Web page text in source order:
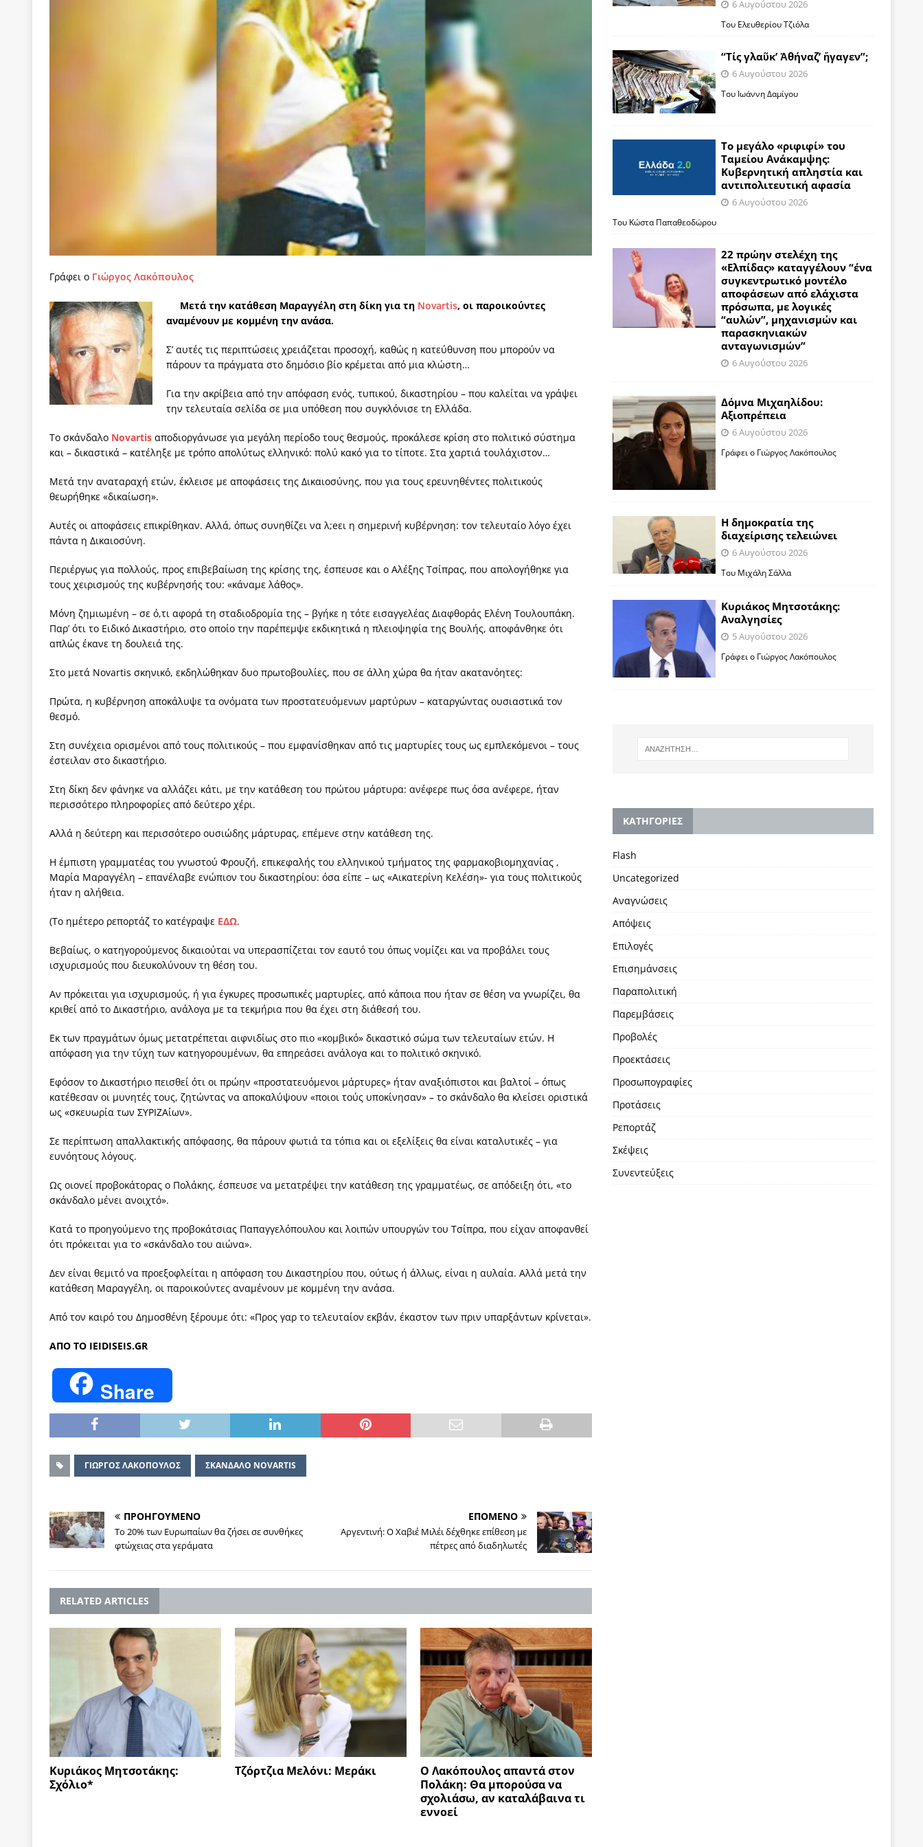
Μακάριος Λαζαρίδης: Έργο!
ΠΡΟΣΩΠΟΓΡΑΦΙΕΣ
[ 6 Αυγούστου 2026 ]
Κ. Μητσοτάκης, Α. Τσίπρας, Μ. Καρυστιανού, Α. Σαμαράς: παλαιοί παίκτες και νέοι σε νέους ρόλους
-και οι εκλογές της Άνοιξης
[ 6 Αυγούστου 2026 ] “Τίς γλαῦκ’ Ἀθήναζ’ ἤγαγεν”;
ΑΠΟΨΕΙΣ
Το μεγάλο «ριφιφί» του Ταμείου Ανάκαμψης: Κυβερνητική απληστία και αντιπολιτευτική αφασία
22 πρώην στελέχη της «Ελπίδας» καταγγέλουν “ένα συγκεντρωτικό μοντέλο αποφάσεων από
ελάχιστα πρόσωπα, με λογικές “αυλών”, μηχανισμών και παρασκηνιακών ανταγωνισμών”
ΣΚΕΨΕΙΣ
Δόμνα Μιχαηλίδου: Αξιοπρέπεια
ΠΡΟΒΟΛΕΣ
[ 6 Αυγούστου 2026 ]
Η δημοκρατία της διαχείρισης τελειώνει
ΠΑΡΕΜΒΑΣΕΙΣ
Κυριάκος Μητσοτάκης: Αναλγησίες
ΠΡΟΒΟΛΕΣ
[ 4 Αυγούστου 2026 ]
ΠΑΡΕΜΒΑΣΕΙΣ
[ 4 Αυγούστου 2026 ]
Εφημερίδα «Εστία»: Όταν η δημοσιογραφία βάζει τα χέρια της και βγάζει τα μάτια της
[ 4 Αυγούστου 2026 ] Η συμφωνία πυρηνικής συνεργασίας ΗΠΑ-Σαουδικής Αραβίας
ΑΠΟΨΕΙΣ
[ 4 Αυγούστου 2026 ] Τα γεγονότα της Τηλλυρίας και το Σχέδιο Άτσεσον
ΑΠΟΨΕΙΣ
[ 4 Αυγούστου 2026 ] Tηλεοπτικοί “Mega-Fiers”…
ΑΠΟΨΕΙΣ
[ 4 Αυγούστου 2026 ] Κώστας Τσουκαλάς: Αντιπολίτευση
ΠΡΟΒΟΛΕΣ
[ 4 Αυγούστου 2026 ]
Ο Ιωάννης Μεταξάς και η 4η Αυγούστου: Πώς ένας αποτυχημένος κοινοβουλευτικός έγινε
δικτάτορας
ΕΠΙΛΟΓΕΣ
Γράφει ο Γιώργος Λακόπουλος
Μετά την κατάθεση Μαραγγέλη στη δίκη για τη Novartis, οι παροικούντες
αναμένουν με κομμένη την ανάσα.
Σ’ αυτές τις περιπτώσεις χρειάζεται προσοχή, καθώς η κατεύθυνση που μπορούν να
πάρουν τα πράγματα στο δημόσιο βίο κρέμεται από μια κλώστη…
Για την ακρίβεια από την απόφαση ενός, τυπικού, δικαστηρίου – που καλείται να γράψει
την τελευταία σελίδα σε μια υπόθεση που συγκλόνισε τη Ελλάδα.
Το σκάνδαλο Novartis αποδιοργάνωσε για μεγάλη περίοδο τους θεσμούς, προκάλεσε κρίση στο πολιτικό σύστημα
και – δικαστικά – κατέληξε με τρόπο απολύτως ελληνικό: πολύ κακό για το τίποτε. Στα χαρτιά τουλάχιστον…
Μετά την αναταραχή ετών, έκλεισε με αποφάσεις της Δικαιοσύνης, που για τους ερευνηθέντες πολιτικούς
θεωρήθηκε «δικαίωση».
Αυτές οι αποφάσεις επικρίθηκαν. Αλλά, όπως συνηθίζει να λ;eει η σημερινή κυβέρνηση: τον τελευταίο λόγο έχει
πάντα η Δικαιοσύνη.
Περιέργως για πολλούς, προς επιβεβαίωση της κρίσης της, έσπευσε και ο Αλέξης Τσίπρας, που απολογήθηκε για
τους χειρισμούς της κυβέρνησής του: «κάναμε λάθος».
Μόνη ζημιωμένη – σε ό,τι αφορά τη σταδιοδρομία της – βγήκε η τότε εισαγγελέας Διαφθοράς Ελένη Τουλουπάκη.
Παρ’ ότι το Ειδικό Δικαστήριο, στο οποίο την παρέπεμψε εκδικητικά η πλειοψηφία της Βουλής, αποφάνθηκε ότι
απλώς έκανε τη δουλειά της.
Στο μετά Novartis σκηνικό, εκδηλώθηκαν δυο πρωτοβουλίες, που σε άλλη χώρα θα ήταν ακατανόητες:
Πρώτα, η κυβέρνηση αποκάλυψε τα ονόματα των προστατευόμενων μαρτύρων – καταργώντας ουσιαστικά τον
θεσμό.
Στη συνέχεια ορισμένοι από τους πολιτικούς – που εμφανίσθηκαν από τις μαρτυρίες τους ως εμπλεκόμενοι – τους
έστειλαν στο δικαστήριο.
Στη δίκη δεν φάνηκε να αλλάζει κάτι, με την κατάθεση του πρώτου μάρτυρα: ανέφερε πως όσα ανέφερε, ήταν
περισσότερο πληροφορίες από δεύτερο χέρι.
Αλλά η δεύτερη και περισσότερο ουσιώδης μάρτυρας, επέμενε στην κατάθεση της.
Η έμπιστη γραμματέας του γνωστού Φρουζή, επικεφαλής του ελληνικού τμήματος της φαρμακοβιομηχανίας ,
Μαρία Μαραγγέλη – επανέλαβε ενώπιον του δικαστηρίου: όσα είπε – ως «Αικατερίνη Κελέση»- για τους πολιτικούς
ήταν η αλήθεια.
(Το ημέτερο ρεπορτάζ το κατέγραψε ΕΔΩ.
Βεβαίως, ο κατηγορούμενος δικαιούται να υπερασπίζεται τον εαυτό του όπως νομίζει και να προβάλει τους
ισχυρισμούς που διευκολύνουν τη θέση του.
Αν πρόκειται για ισχυρισμούς, ή για έγκυρες προσωπικές μαρτυρίες, από κάποια που ήταν σε θέση να γνωρίζει, θα
κριθεί από το Δικαστήριο, ανάλογα με τα τεκμήρια που θα έχει στη διάθεσή του.
Εκ των πραγμάτων όμως μετατρέπεται αιφνιδίως στο πιο «κομβικό» δικαστικό σώμα των τελευταίων ετών. Η
απόφαση για την τύχη των κατηγορουμένων, θα επηρεάσει ανάλογα και το πολιτικό σκηνικό.
Εφόσον το Δικαστήριο πεισθεί ότι οι πρώην «προστατευόμενοι μάρτυρες» ήταν αναξιόπιστοι και βαλτοί – όπως
κατέθεσαν οι μυνητές τους, ζητώντας να αποκαλύψουν «ποιοι τούς υποκίνησαν» – το σκάνδαλο θα κλείσει οριστικά
ως «σκευωρία των ΣΥΡΙΖΑίων».
Σε περίπτωση απαλλακτικής απόφασης, θα πάρουν φωτιά τα τόπια και οι εξελίξεις θα είναι καταλυτικές – για
ευνόητους λόγους.
Ως οιονεί προβοκάτορας ο Πολάκης, έσπευσε να μετατρέψει την κατάθεση της γραμματέως, σε απόδειξη ότι, «το
σκάνδαλο μένει ανοιχτό».
Κατά το προηγούμενο της προβοκάτσιας Παπαγγελόπουλου και λοιπών υπουργών του Τσίπρα, που είχαν αποφανθεί
ότι πρόκειται για το «σκάνδαλο του αιώνα».
Δεν είναι θεμιτό να προεξοφλείται η απόφαση του Δικαστηρίου που, ούτως ή άλλως, είναι η αυλαία. Αλλά μετά την
κατάθεση Μαραγγέλη, οι παροικούντες αναμένουν με κομμένη την ανάσα.
Από τον καιρό του Δημοσθένη ξέρουμε ότι: «Προς γαρ το τελευταίον εκβάν, έκαστον των πριν υπαρξάντων κρίνεται».
AΠΟ ΤΟ IEIDISEIS.GR
Share
ΓΙΩΡΓΟΣ ΛΑΚΟΠΟΥΛΟΣ ΣΚΑΝΔΑΛΟ NOVARTIS
ΠΡΟΗΓΟΥΜΕΝΟ
Το 20% των Ευρωπαίων θα ζήσει σε συνθήκες
φτώχειας στα γεράματα
ΕΠΟΜΕΝΟ
Αργεντινή: Ο Χαβιέ Μιλέι δέχθηκε επίθεση με
πέτρες από διαδηλωτές
RELATED ARTICLES
Κυριάκος Μητσοτάκης:
Σχόλιο*
Τζόρτζια Μελόνι: Μεράκι
Ο Λακόπουλος απαντά στον
Πολάκη: Θα μπορούσα να
σχολιάσω, αν καταλάβαινα τι
εννοεί
6 Αυγούστου 2026
Του Ελευθερίου Τζιόλα
“Τίς γλαῦκ’ Ἀθήναζ’ ἤγαγεν”;
6 Αυγούστου 2026
Του Ιωάννη Δαμίγου
Το μεγάλο «ριφιφί» του
Ταμείου Ανάκαμψης:
Κυβερνητική απληστία και
αντιπολιτευτική αφασία
6 Αυγούστου 2026
Του Κώστα Παπαθεοδώρου
22 πρώην στελέχη της
«Ελπίδας» καταγγέλουν “ένα
συγκεντρωτικό μοντέλο
αποφάσεων από ελάχιστα
πρόσωπα, με λογικές
“αυλών”, μηχανισμών και
παρασκηνιακών
ανταγωνισμών”
6 Αυγούστου 2026
Δόμνα Μιχαηλίδου:
Αξιοπρέπεια
6 Αυγούστου 2026
Γράφει ο Γιώργος Λακόπουλος
Η δημοκρατία της
διαχείρισης τελειώνει
6 Αυγούστου 2026
Του Μιχάλη Σάλλα
Κυριάκος Μητσοτάκης:
Αναλγησίες
5 Αυγούστου 2026
Γράφει ο Γιώργος Λακόπουλος
KΑΤΗΓΟΡΙΕΣ
Flash
Uncategorized
Αναγνώσεις
Απόψεις
Επιλογές
Επισημάνσεις
Παραπολιτική
Παρεμβάσεις
Προβολές
Προεκτάσεις
Προσωπογραφίες
Προτάσεις
Ρεπορτάζ
Σκέψεις
Συνεντεύξεις